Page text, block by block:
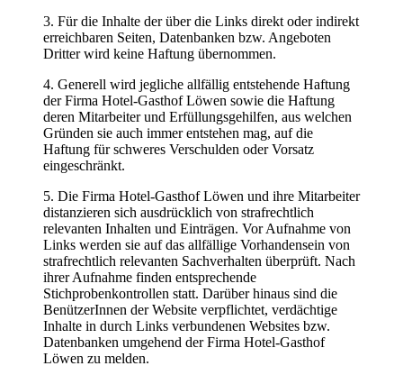
3. Für die Inhalte der über die Links direkt oder indirekt
erreichbaren Seiten, Datenbanken bzw. Angeboten
Dritter wird keine Haftung übernommen.
4. Generell wird jegliche allfällig entstehende Haftung
der Firma Hotel-Gasthof Löwen sowie die Haftung
deren Mitarbeiter und Erfüllungsgehilfen, aus welchen
Gründen sie auch immer entstehen mag, auf die
Haftung für schweres Verschulden oder Vorsatz
eingeschränkt.
5. Die Firma Hotel-Gasthof Löwen und ihre Mitarbeiter
distanzieren sich ausdrücklich von strafrechtlich
relevanten Inhalten und Einträgen. Vor Aufnahme von
Links werden sie auf das allfällige Vorhandensein von
strafrechtlich relevanten Sachverhalten überprüft. Nach
ihrer Aufnahme finden entsprechende
Stichprobenkontrollen statt. Darüber hinaus sind die
BenützerInnen der Website verpflichtet, verdächtige
Inhalte in durch Links verbundenen Websites bzw.
Datenbanken umgehend der Firma Hotel-Gasthof
Löwen zu melden.